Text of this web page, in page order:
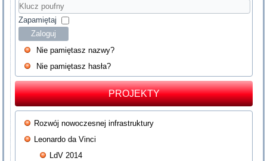
Hasło
Klucz
poufny
Zapamiętaj
Zaloguj
Nie pamiętasz nazwy?
Nie pamiętasz hasła?
PROJEKTY
Rozwój nowoczesnej infrastruktury
Leonardo da Vinci
LdV 2014